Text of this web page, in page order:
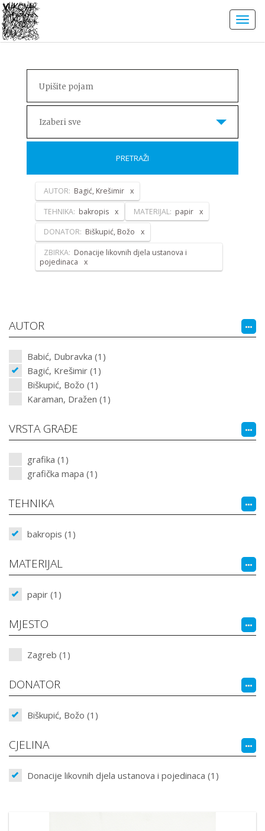
Izaberi sve
PRETRAŽI
AUTOR: Bagić, Krešimir
TEHNIKA: bakropis MATERIJAL: papir
DONATOR: Biškupić, Božo
ZBIRKA: Donacije likovnih djela ustanova i
pojedinaca
AUTOR
Babić, Dubravka (1)
Bagić, Krešimir (1)
Biškupić, Božo (1)
Karaman, Dražen (1)
VRSTA GRAĐE
grafika (1)
grafička mapa (1)
TEHNIKA
bakropis (1)
MATERIJAL
papir (1)
MJESTO
Zagreb (1)
DONATOR
Biškupić, Božo (1)
CJELINA
Donacije likovnih djela ustanova i pojedinaca (1)